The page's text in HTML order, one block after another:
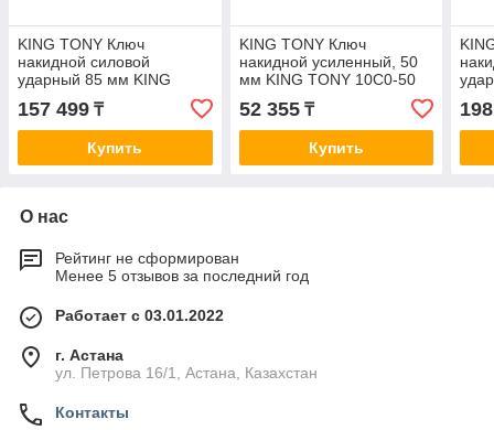
KING TONY Ключ
накидной силовой
ударный 85 мм KING
157 499 ₸
Купить
KING TONY Ключ
накидной усиленный, 50
мм KING TONY 10C0-50
52 355₸
Купить
О нас
Рейтинг не сформирован
Менее 5 отзывов за последний год
Работает с 03.01.2022
г. Астана
ул. Петрова 16/1, Астана, Казахстан
Контакты